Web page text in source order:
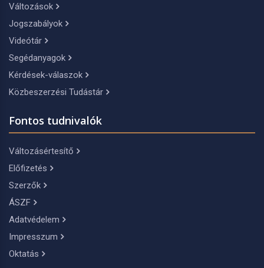
Változások
Jogszabályok
Videótár
Segédanyagok
Kérdések-válaszok
Közbeszerzési Tudástár
Fontos tudnivalók
Változásértesítő
Előfizetés
Szerzők
ÁSZF
Adatvédelem
Impresszum
Oktatás